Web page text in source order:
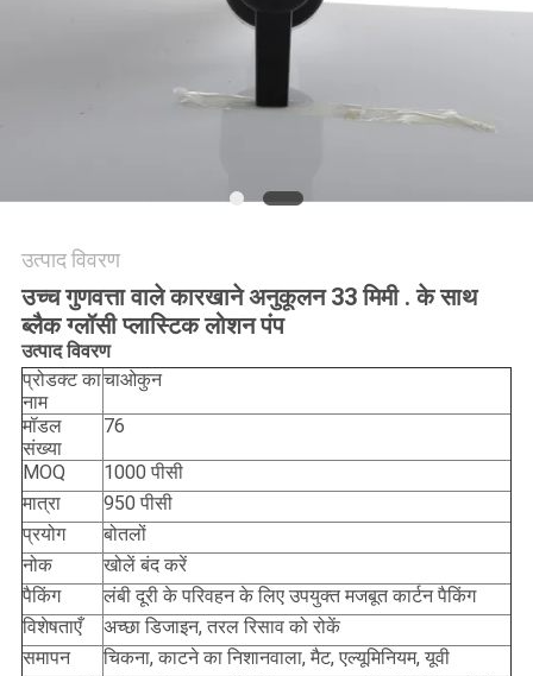
उत्पाद विवरण
उच्च गुणवत्ता वाले कारखाने अनुकूलन 33 मिमी . के साथ
ब्लैक ग्लॉसी प्लास्टिक लोशन पंप
उत्पाद विवरण
प्रोडक्ट का
नाम
चाओकुन
मॉडल
संख्या
76
MOQ
1000 पीसी
मात्रा
950 पीसी
प्रयोग
बोतलों
नोक
खोलें बंद करें
पैकिंग
लंबी दूरी के परिवहन के लिए उपयुक्त मजबूत कार्टन पैकिंग
विशेषताएँ
अच्छा डिजाइन, तरल रिसाव को रोकें
समापन
चिकना, काटने का निशानवाला, मैट, एल्यूमिनियम, यूवी